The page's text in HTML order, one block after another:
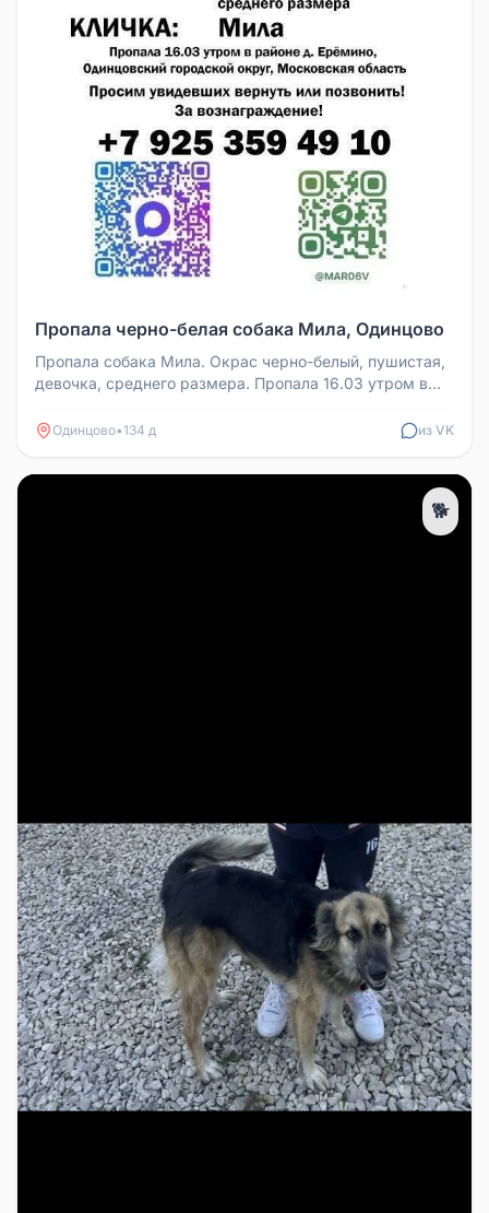
Пропала черно-белая собака Мила, Одинцово
Пропала собака Мила. Окрас черно-белый, пушистая,
девочка, среднего размера. Пропала 16.03 утром в
Одинцово•134 д из VK
🐕